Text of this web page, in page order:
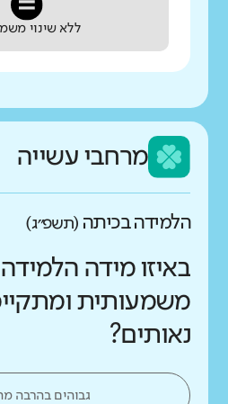
ללא שינוי
מרחבי עשייה
הלמידה בכיתה (תשפ״ג)
באיזו מידה
משמעותית
נאותים?
גבוהים בהרבה